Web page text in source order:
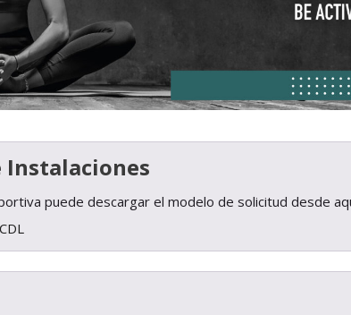
Instalaciones
puede descargar el modelo de solicitud desde